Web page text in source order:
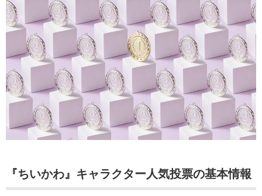
『ちいかわ』キャラクター人気投票の基本情報